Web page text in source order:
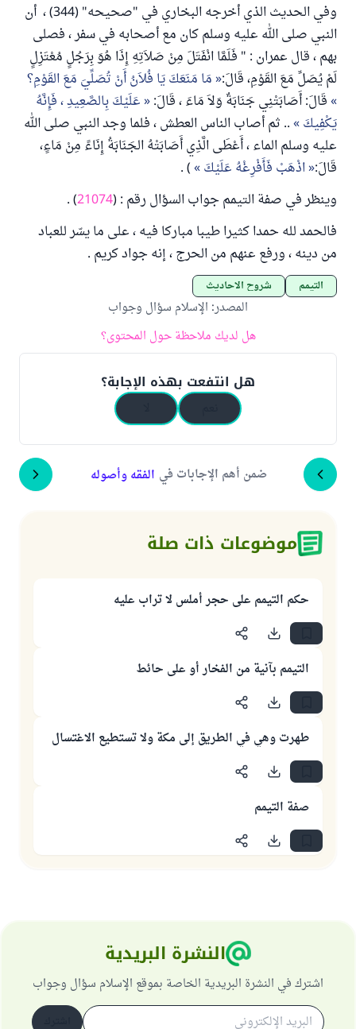
وفي الحديث الذي أخرجه البخاري في "صحيحه" (344) ، أن
النبي صلى الله عليه وسلم كان مع أصحابه في سفر ، فصلى
بهم ، قال عمران : " فَلَمَّا انْفَتَلَ مِنْ صَلاَتِهِ إِذَا هُوَ بِرَجُلٍ مُعْتَزِلٍ
لَمْ يُصَلِّ مَعَ القَوْمِ، قَالَ: مَا مَنَعَكَ يَا فُلاَنُ أَنْ تُصَلِّيَ مَعَ القَوْمِ؟
قَالَ: أَصَابَتْنِي جَنَابَةٌ وَلاَ مَاءَ ، قَالَ: عَلَيْكَ بِالصَّعِيدِ ، فَإِنَّهُ
يَكْفِيكَ .. ثم أصاب الناس العطش ، فلما وجد النبي صلى الله
عليه وسلم الماء ، أَعْطَى الَّذِي أَصَابَتْهُ الجَنَابَةُ إِنَاءً مِنْ مَاءٍ،
قَالَ: اذْهَبْ فَأَفْرِغْهُ عَلَيْكَ ) .
وينظر في صفة التيمم جواب السؤال رقم : (21074
) .
فالحمد لله حمدا كثيرا طيبا مباركا فيه ، على ما يسّر للعباد
من دينه ، ورفع عنهم من الحرج ، إنه جواد كريم .
التيمم شروح الأحاديث
المصدر: الإسلام سؤال وجواب
هل لديك ملاحظة حول المحتوى؟
هل انتفعت بهذه الإجابة؟
ضمن أهم الإجابات في الفقه وأصوله
موضوعات ذات صلة
حكم التيمم على حجر أملس لا تراب عليه
التيمم بآنية من الفخار أو على حائط
طهرت وهي في الطريق إلى مكة ولا تستطيع الاغتسال
صفة التيمم
النشرة البريدية
اشترك في النشرة البريدية الخاصة بموقع الإسلام سؤال وجواب